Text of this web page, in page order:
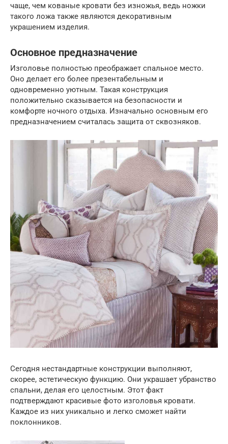
чаще, чем кованые кровати без изножья, ведь ножки
такого ложа также являются декоративным
украшением изделия.
Основное предназначение
Изголовье полностью преображает спальное место.
Оно делает его более презентабельным и
одновременно уютным. Такая конструкция
положительно сказывается на безопасности и
комфорте ночного отдыха. Изначально основным его
предназначением считалась защита от сквозняков.
Сегодня нестандартные конструкции выполняют,
скорее, эстетическую функцию. Они украшает убранство
спальни, делая его целостным. Этот факт
подтверждают красивые фото изголовья кровати.
Каждое из них уникально и легко сможет найти
поклонников.